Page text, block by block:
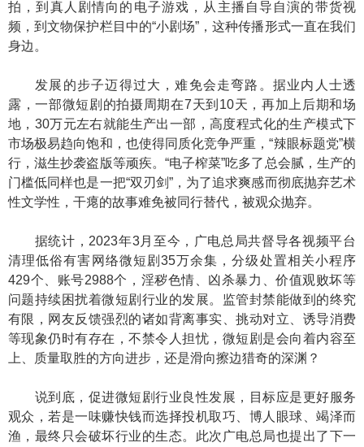
拍，到真人剧情向的电子游戏，从主播自导自演的带货视
频，到文物保护栏目中的“小剧场”，这种传播形式一直在我们
身边。
发展的步子迈得过大，难免会走弯路。据业内人士透
露，一部微短剧的拍摄周期在7天到10天，再加上后期和场
地，30万元左右就能生产出一部，高度程式化的生产模式下
市场极易趋向饱和，也使得同质化竞争严重，“辣眼标题党”横
行，滋生抄袭盗版等顽疾。“电子榨菜”吃多了总会腻，生产的
门槛低同样也是一把“双刃剑”，为了追求爽感而彻底抛弃艺术
性文学性，干瘪的故事难免被同行替代，被观众抛弃。
据统计，2023年3月至今，广电总局共督导各视频平台
清理低俗有害网络微短剧35万余集，分级处置相关小程序
429个、账号2988个，淫秽色情、凶杀暴力、价值观败坏等
问题持续困扰着微短剧行业的发展。监管封禁能做到的终究
有限，网友反馈强烈的诸如背离事实、挑动对立、诱导消费
等现象仍时有存在，不禁令人担忧，微短剧是会向着内容至
上、质量取胜的方向进步，还是滑向擦边猎奇的深渊？
说到底，促进微短剧行业良性发展，目标应是更好服务
观众，若是一味赚快钱而选择投机取巧、博人眼球、竭泽而
渔，最终只会破坏行业的生态。此次广电总局也提出了下一